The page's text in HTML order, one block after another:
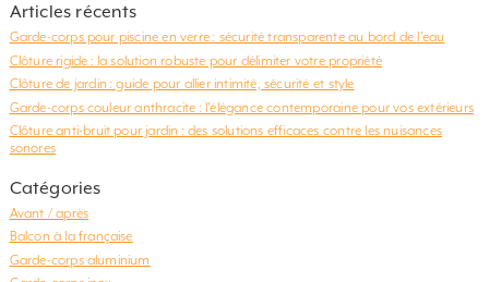
Articles récents
Garde-corps pour piscine en verre : sécurité transparente au bord de l’eau
Clôture rigide : la solution robuste pour délimiter votre propriété
Clôture de jardin : guide pour allier intimité, sécurité et style
Garde-corps couleur anthracite : l’élégance contemporaine pour vos extérieurs
Clôture anti-bruit pour jardin : des solutions efficaces contre les nuisances
sonores
Catégories
Avant / après
Balcon à la française
Garde-corps aluminium